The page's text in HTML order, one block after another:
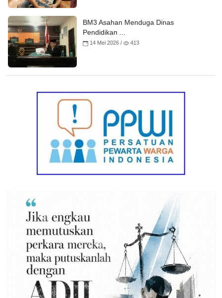
BM3 Asahan Menduga Dinas
Pendidikan ...
14 Mei 2026 / 413